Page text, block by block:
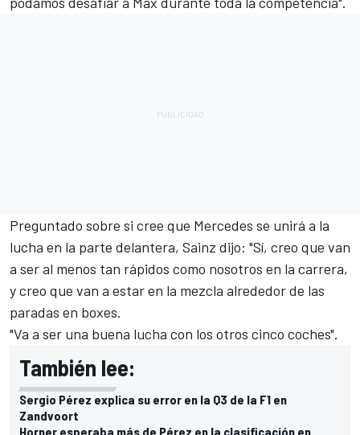
Preguntado sobre si cree que Mercedes se unirá a la
lucha en la parte delantera, Sainz dijo: "Sí, creo que van
a ser al menos tan rápidos como nosotros en la carrera,
y creo que van a estar en la mezcla alrededor de las
paradas en boxes.
"Va a ser una buena lucha con los otros cinco coches".
También lee:
Sergio Pérez explica su error en la Q3 de la F1 en
Zandvoort
Horner esperaba más de Pérez en la clasificación en